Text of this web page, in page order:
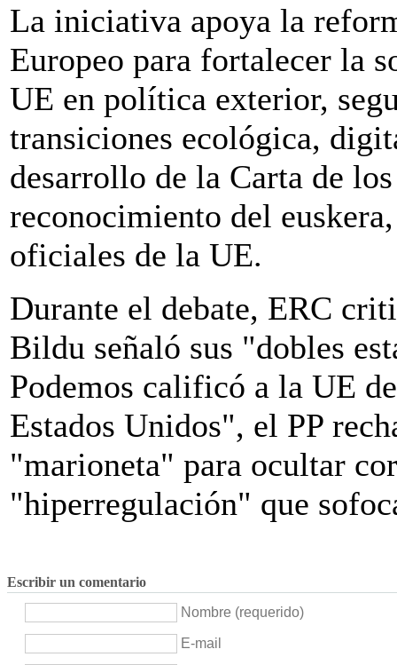
La iniciativa apoya la
Europeo para fortalecer la
UE en política exterior,
transiciones ecológica,
desarrollo de la Carta de
reconocimiento del
oficiales de la UE.
Durante el debate, ERC
Bildu señaló sus "dobles
Podemos calificó a la UE
Estados Unidos", el PP
"marioneta" para ocultar
"hiperregulación" que
Escribir un comentario
Nombre (requerido)
E-mail